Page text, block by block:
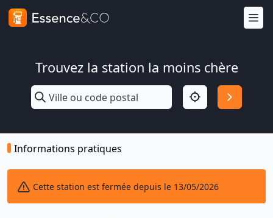
Trouvez la station la moins chère
Informations pratiques
Cette station est fermée depuis le 13/05/2026